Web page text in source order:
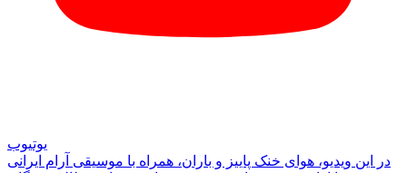
یوتیوب
در این ویدیو، هوای خنک پاییز و باران، همراه با موسیقی آرام ایرانی